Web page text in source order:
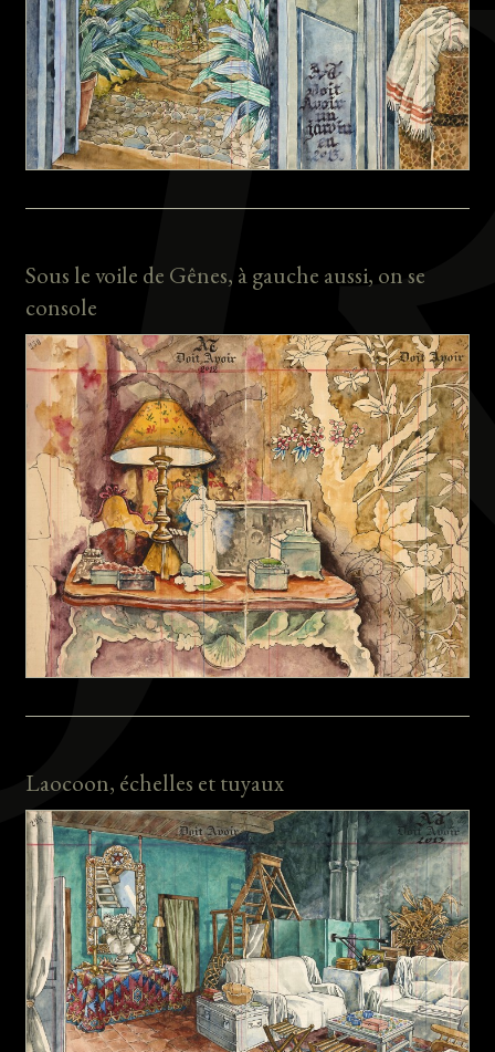
Sous le voile de Gênes, à gauche aussi, on se
console
Laocoon, échelles et tuyaux